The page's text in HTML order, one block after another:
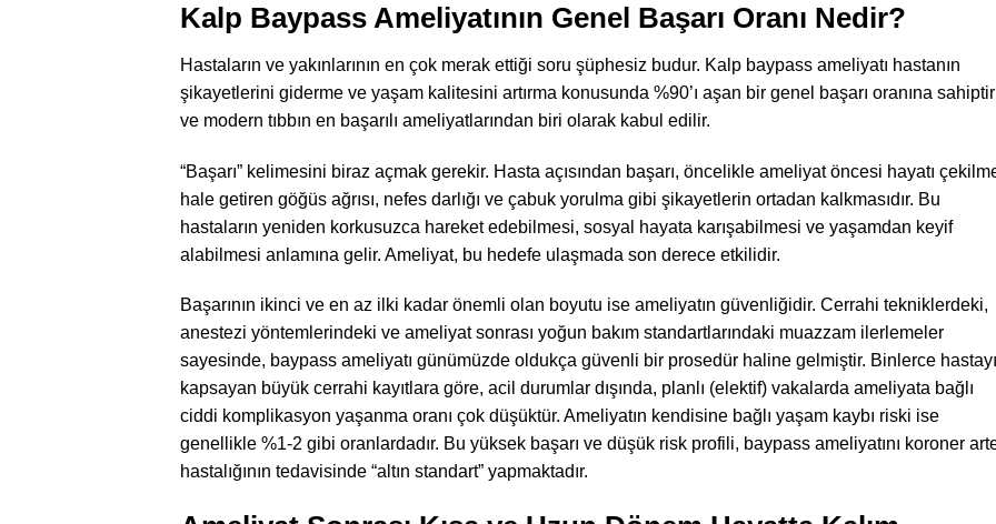
Kalp Baypass Ameliyatının Genel Başarı Oranı Nedir?
Hastaların ve yakınlarının en çok merak ettiği soru şüphesiz budur. Kalp baypass ameliyatı hastanın
şikayetlerini giderme ve yaşam kalitesini artırma konusunda %90’ı aşan bir genel başarı oranına sahiptir
ve modern tıbbın en başarılı ameliyatlarından biri olarak kabul edilir.
“Başarı” kelimesini biraz açmak gerekir. Hasta açısından başarı, öncelikle ameliyat öncesi hayatı
hale getiren göğüs ağrısı, nefes darlığı ve çabuk yorulma gibi şikayetlerin ortadan kalkmasıdır. Bu
hastaların yeniden korkusuzca hareket edebilmesi, sosyal hayata karışabilmesi ve yaşamdan keyif
alabilmesi anlamına gelir. Ameliyat, bu hedefe ulaşmada son derece etkilidir.
Başarının ikinci ve en az ilki kadar önemli olan boyutu ise ameliyatın güvenliğidir. Cerrahi tekniklerdeki,
anestezi yöntemlerindeki ve ameliyat sonrası yoğun bakım standartlarındaki muazzam ilerlemeler
sayesinde, baypass ameliyatı günümüzde oldukça güvenli bir prosedür haline gelmiştir. Binlerce hastayı
kapsayan büyük cerrahi kayıtlara göre, acil durumlar dışında, planlı (elektif) vakalarda ameliyata bağlı
ciddi komplikasyon yaşanma oranı çok düşüktür. Ameliyatın kendisine bağlı yaşam kaybı riski ise
genellikle %1-2 gibi oranlardadır. Bu yüksek başarı ve düşük risk profili, baypass ameliyatını koroner
hastalığının tedavisinde “altın standart” yapmaktadır.